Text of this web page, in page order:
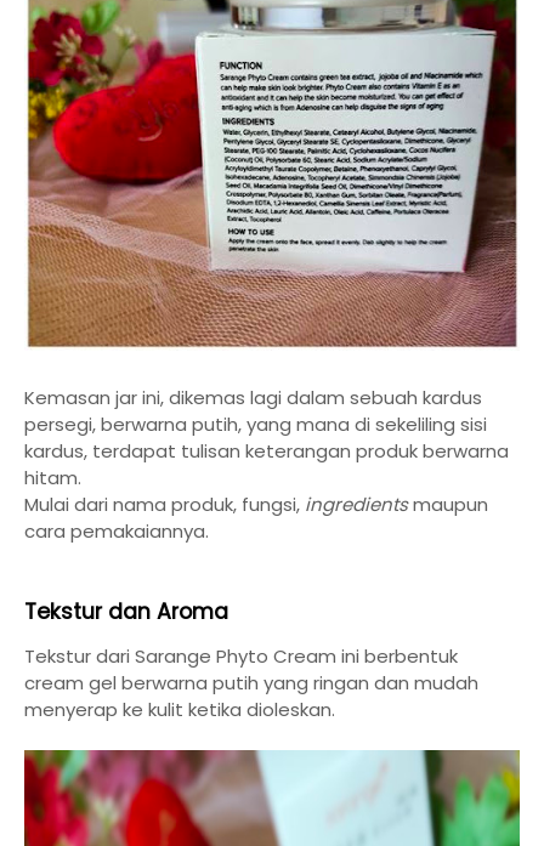
Kemasan jar ini, dikemas lagi dalam sebuah kardus
persegi, berwarna putih, yang mana di sekeliling sisi
kardus, terdapat tulisan keterangan produk berwarna
hitam.
Mulai dari nama produk, fungsi, ingredientsmaupun
cara pemakaiannya.
Tekstur dan Aroma
Tekstur dari Sarange Phyto Cream ini berbentuk
cream gel berwarna putih yang ringan dan mudah
menyerap ke kulit ketika dioleskan.